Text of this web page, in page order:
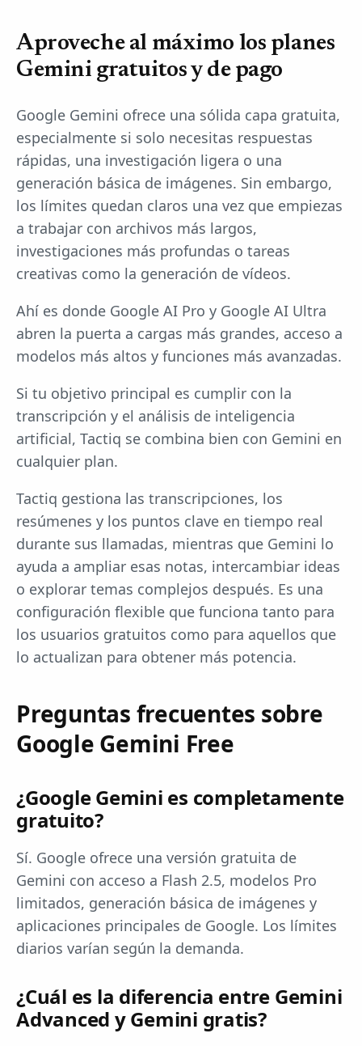
Aproveche al máximo los planes
Gemini gratuitos y de pago
Google Gemini ofrece una sólida capa gratuita,
especialmente si solo necesitas respuestas
rápidas, una investigación ligera o una
generación básica de imágenes. Sin embargo,
los límites quedan claros una vez que empiezas
a trabajar con archivos más largos,
investigaciones más profundas o tareas
creativas como la generación de vídeos.
Ahí es donde Google AI Pro y Google AI Ultra
abren la puerta a cargas más grandes, acceso a
modelos más altos y funciones más avanzadas.
Si tu objetivo principal es cumplir con la
transcripción y el análisis de inteligencia
artificial, Tactiq se combina bien con Gemini en
cualquier plan.
Tactiq gestiona las transcripciones, los
resúmenes y los puntos clave en tiempo real
durante sus llamadas, mientras que Gemini lo
ayuda a ampliar esas notas, intercambiar ideas
o explorar temas complejos después. Es una
configuración flexible que funciona tanto para
los usuarios gratuitos como para aquellos que
lo actualizan para obtener más potencia.
Preguntas frecuentes sobre
Google Gemini Free
¿Google Gemini es completamente
gratuito?
Sí. Google ofrece una versión gratuita de
Gemini con acceso a Flash 2.5, modelos Pro
limitados, generación básica de imágenes y
aplicaciones principales de Google. Los límites
diarios varían según la demanda.
¿Cuál es la diferencia entre Gemini
Advanced y Gemini gratis?